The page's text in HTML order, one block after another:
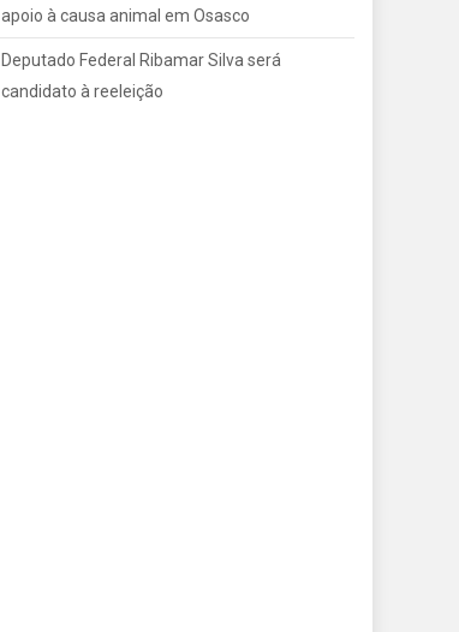
apoio à causa animal em Osasco
Deputado Federal Ribamar Silva será
candidato à reeleição